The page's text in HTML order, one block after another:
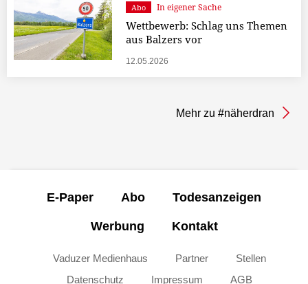
Abo In eigener Sache
Wettbewerb: Schlag uns Themen
aus Balzers vor
12.05.2026
Mehr zu #näherdran
E-Paper Abo Todesanzeigen
Werbung Kontakt
Vaduzer Medienhaus Partner
Stellen
Datenschutz
Impressum AGB